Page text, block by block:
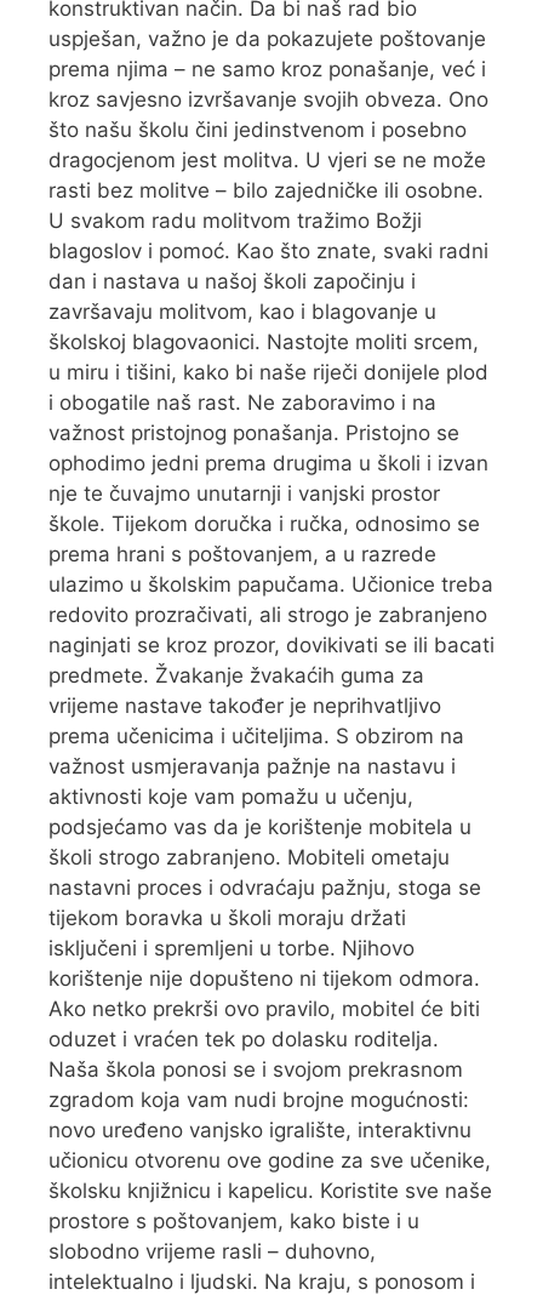
konstruktivan način. Da bi naš rad bio
uspješan, važno je da pokazujete poštovanje
prema njima – ne samo kroz ponašanje, već i
kroz savjesno izvršavanje svojih obveza. Ono
što našu školu čini jedinstvenom i posebno
dragocjenom jest molitva. U vjeri se ne može
rasti bez molitve – bilo zajedničke ili osobne.
U svakom radu molitvom tražimo Božji
blagoslov i pomoć. Kao što znate, svaki radni
dan i nastava u našoj školi započinju i
završavaju molitvom, kao i blagovanje u
školskoj blagovaonici. Nastojte moliti srcem,
u miru i tišini, kako bi naše riječi donijele plod
i obogatile naš rast. Ne zaboravimo i na
važnost pristojnog ponašanja. Pristojno se
ophodimo jedni prema drugima u školi i izvan
nje te čuvajmo unutarnji i vanjski prostor
škole. Tijekom doručka i ručka, odnosimo se
prema hrani s poštovanjem, a u razrede
ulazimo u školskim papučama. Učionice treba
redovito prozračivati, ali strogo je zabranjeno
naginjati se kroz prozor, dovikivati se ili bacati
predmete. Žvakanje žvakaćih guma za
vrijeme nastave također je neprihvatljivo
prema učenicima i učiteljima. S obzirom na
važnost usmjeravanja pažnje na nastavu i
aktivnosti koje vam pomažu u učenju,
podsjećamo vas da je korištenje mobitela u
školi strogo zabranjeno. Mobiteli ometaju
nastavni proces i odvraćaju pažnju, stoga se
tijekom boravka u školi moraju držati
isključeni i spremljeni u torbe. Njihovo
korištenje nije dopušteno ni tijekom odmora.
Ako netko prekrši ovo pravilo, mobitel će biti
oduzet i vraćen tek po dolasku roditelja.
Naša škola ponosi se i svojom prekrasnom
zgradom koja vam nudi brojne mogućnosti:
novo uređeno vanjsko igralište, interaktivnu
učionicu otvorenu ove godine za sve učenike,
školsku knjižnicu i kapelicu. Koristite sve naše
prostore s poštovanjem, kako biste i u
slobodno vrijeme rasli – duhovno,
intelektualno i ljudski. Na kraju, s ponosom i